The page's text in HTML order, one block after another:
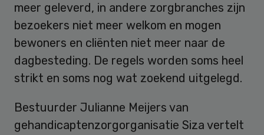
meer geleverd, in andere zorgbranches zijn
bezoekers niet meer welkom en mogen
bewoners en cliënten niet meer naar de
dagbesteding. De regels worden soms heel
strikt en soms nog wat zoekend uitgelegd.
Bestuurder Julianne Meijers van
gehandicaptenzorgorganisatie Siza vertelt